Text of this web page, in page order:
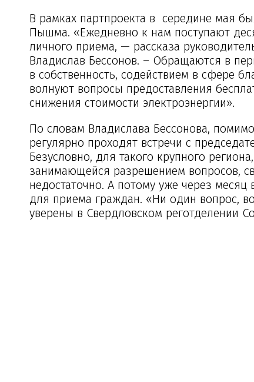
В рамках партпроекта в середине мая
Пышма. «Ежедневно к нам поступают
личного приема, — рассказа
Владислав Бессонов. – Обращаются в
в собственность, содействием в сфере
волнуют вопросы предоставления
снижения стоимости электроэнергии».
По словам Владислава Бессонова,
регулярно проходят встречи с
Безусловно, для такого крупного
занимающейся разрешением вопросов,
недостаточно. А потому уже через
для приема граждан. «Ни один вопрос,
уверены в Свердловском реготделении